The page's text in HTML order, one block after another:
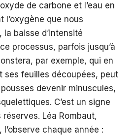
de carbone et l’eau en
l’oxygène que nous
la baisse d’intensité
processus, parfois jusqu’à
par exemple, qui en
ses feuilles découpées, peut
devenir minuscules,
C’est un signe
Léa Rombaut,
chaque année :